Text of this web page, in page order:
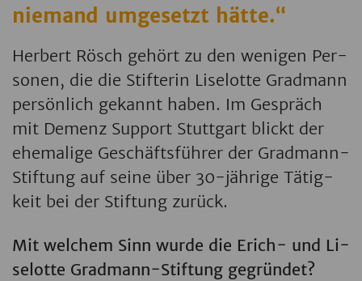
niemand umgesetzt hätte.“
Her­bert Rösch ge­hört zu den we­ni­gen Per­
so­nen, die die Stif­te­rin Li­se­lot­te Grad­mann
per­sön­lich ge­kannt haben. Im Ge­spräch
mit De­menz Sup­port Stutt­gart blickt der
ehe­ma­li­ge Ge­schäfts­füh­rer der Grad­mann-
Stif­tung auf seine über 30-jäh­ri­ge Tä­tig­
keit bei der Stif­tung zu­rück.
Mit wel­chem Sinn wurde die Erich- und Li­
se­lot­te Grad­mann-Stif­tung ge­grün­det?